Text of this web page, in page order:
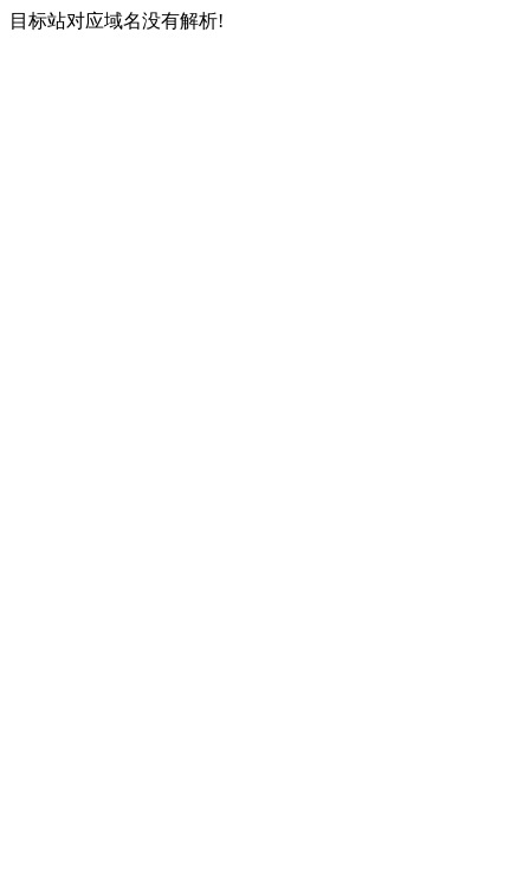
目标站对应域名没有解析!